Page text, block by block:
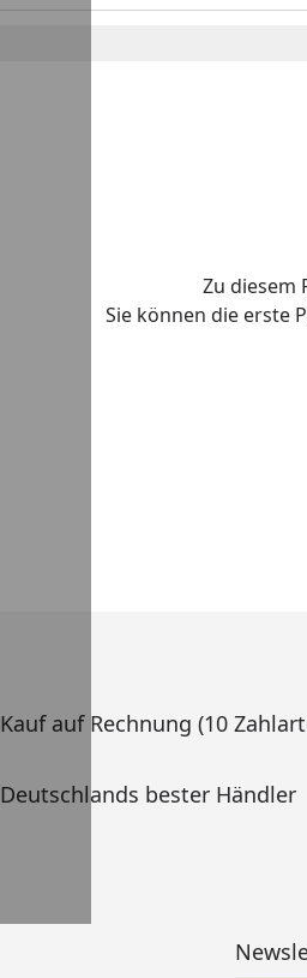
Zu diesem
Sie können die erste
Kauf auf Rechnung (10
Deutschlands bester Händler